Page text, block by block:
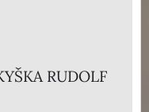
RUDOLF